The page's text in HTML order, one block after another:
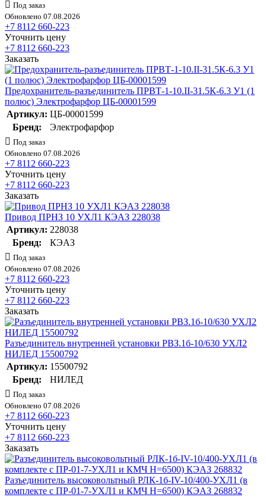
Под заказ
Обновлено 07.08.2026
+7 8112 660-223
Уточнить цену
+7 8112 660-223
Заказать
Предохранитель-разъединитель ПРВТ-1-10.II-31.5К-6.3 У1 (1
полюс) Электрофарфор ЦБ-00001599
Артикул: ЦБ-00001599
Бренд:
Электрофарфор
Под заказ
Обновлено 07.08.2026
+7 8112 660-223
Уточнить цену
+7 8112 660-223
Заказать
Привод ПРНЗ 10 УХЛ1 КЭАЗ 228038
Артикул: 228038
Бренд:
КЭАЗ
Под заказ
Обновлено 07.08.2026
+7 8112 660-223
Уточнить цену
+7 8112 660-223
Заказать
Разъединитель внутренней установки РВЗ.1б-10/630 УХЛ2
НИЛЕД 15500792
Артикул: 15500792
Бренд:
НИЛЕД
Под заказ
Обновлено 07.08.2026
+7 8112 660-223
Уточнить цену
+7 8112 660-223
Заказать
Разъединитель высоковольтный РЛК-1б-IV-10/400-УХЛ1 (в
комплекте с ПР-01-7-УХЛ1 и КМЧ H=6500) КЭАЗ 268832